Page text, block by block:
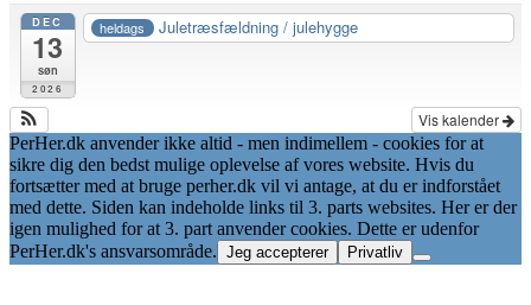
DEC
13
søn
2026
heldags Juletræsfældning / julehygge
Vis kalender
PerHer.dk anvender ikke altid - men indimellem - cookies for at
sikre dig den bedst mulige oplevelse af vores website. Hvis du
fortsætter med at bruge perher.dk vil vi antage, at du er indforstået
med dette. Siden kan indeholde links til 3. parts websites. Her er der
igen mulighed for at 3. part anvender cookies. Dette er udenfor
PerHer.dk's ansvarsområde. Jeg accepterer Privatliv